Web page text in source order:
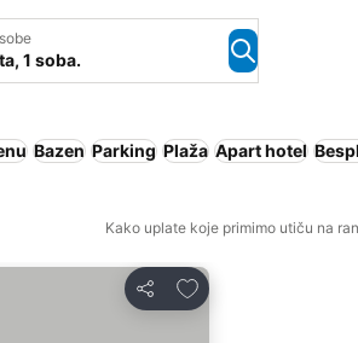
1 soba.
Bazen Parking Plaža Apart hotel
Kako uplate koje primimo utiču na
Deli
Dodati u favorite